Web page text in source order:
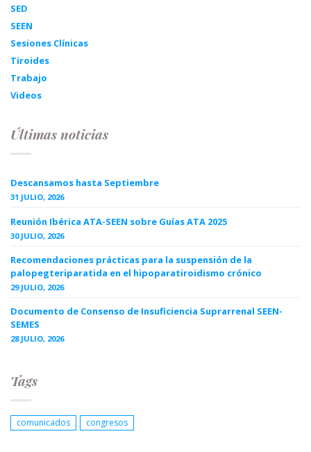
SED
SEEN
Sesiones Clínicas
Tiroides
Trabajo
Videos
Últimas noticias
Descansamos hasta Septiembre
31 JULIO, 2026
Reunión Ibérica ATA-SEEN sobre Guías ATA 2025
30 JULIO, 2026
Recomendaciones prácticas para la suspensión de la
palopegteriparatida en el hipoparatiroidismo crónico
29 JULIO, 2026
Documento de Consenso de Insuficiencia Suprarrenal SEEN-
SEMES
28 JULIO, 2026
Tags
comunicados congresos